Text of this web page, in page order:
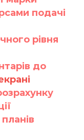
подачі
рівня
до